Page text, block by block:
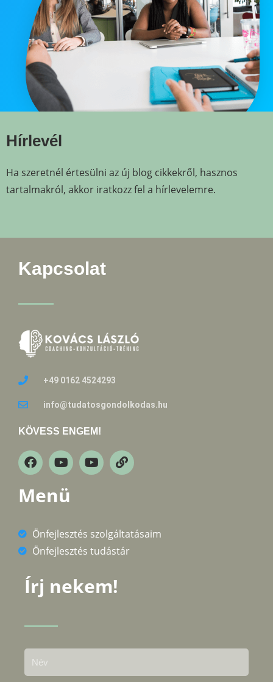
Hírlevél
Ha szeretnél értesülni az új blog cikkekről, hasznos
tartalmakról, akkor iratkozz fel a hírlevelemre.
Kapcsolat
+49 0162 4524293
info@tudatosgondolkodas.hu
KÖVESS ENGEM!
Menü
Önfejlesztés szolgáltatásaim
Önfejlesztés tudástár
Írj nekem!